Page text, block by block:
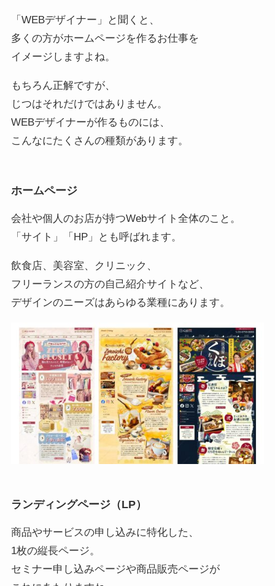
「WEBデザイナー」と聞くと、
多くの方がホームページを作るお仕事を
イメージしますよね。
もちろん正解ですが、
じつはそれだけではありません。
WEBデザイナーが作るものには、
こんなにたくさんの種類があります。
ホームページ
会社や個人のお店が持つWebサイト全体のこと。
「サイト」「HP」とも呼ばれます。
飲食店、美容室、クリニック、
フリーランスの方の自己紹介サイトなど、
デザインのニーズはあらゆる業種にあります。
ランディングページ（LP）
商品やサービスの申し込みに特化した、
1枚の縦長ページ。
セミナー申し込みページや商品販売ページが